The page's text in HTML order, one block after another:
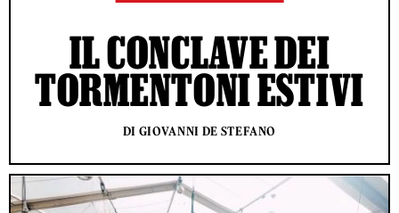
IL CONCLAVE DEI
TORMENTONI ESTIVI
DI GIOVANNI DE STEFANO